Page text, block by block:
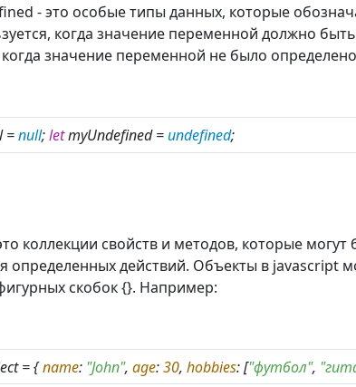
- это особые типы данных, которые
когда значение переменной должно
значение переменной не было
=null;letmyUndefined =undefined;
коллекции свойств и методов, которые
определенных действий. Объекты в jаvascript
скобок {}. Например:
= {name: "John", age:30, hobbies: ["футбол",